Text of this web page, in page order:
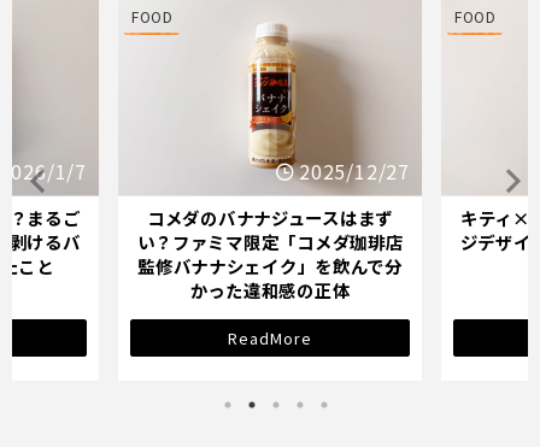
12/27
はまず
ダ珈琲店
んで分
FOOD
2025/12/21
キティ×バナナミルクのパッケー
ジデザインが示す「学び直し」の
サインとは？
ReadMore
FOOD
オイシッ
ている人